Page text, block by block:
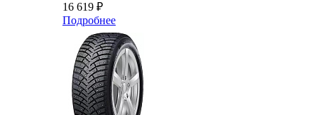
16 619 ₽
Подробнее